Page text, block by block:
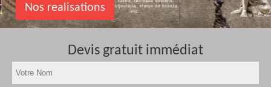
Nos realisations
Devis gratuit immédiat